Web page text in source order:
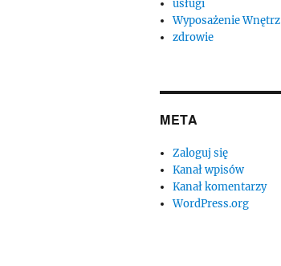
usługi
Wyposażenie Wnętrz
zdrowie
META
Zaloguj się
Kanał wpisów
Kanał komentarzy
WordPress.org